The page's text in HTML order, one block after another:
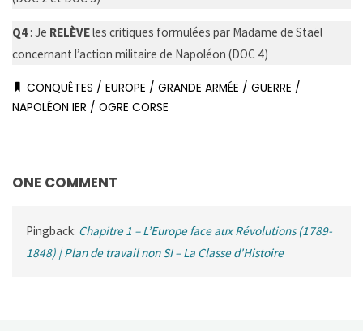
Q4 : Je RELÈVEles critiques formulées par Madame de Staël
concernant l’action militaire de Napoléon (DOC 4)
CONQUÊTES /EUROPE /GRANDE ARMÉE /GUERRE /
NAPOLÉON IER /OGRE CORSE
ONE COMMENT
Pingback: Chapitre 1 – L’Europe face aux Révolutions (1789-
1848) | Plan de travail non SI – La Classe d'Histoire